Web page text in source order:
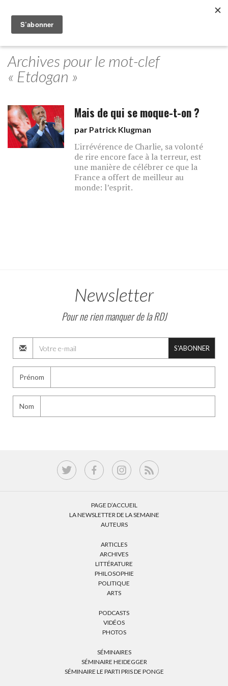
Archives pour le mot-clef
« Etdogan »
Mais de qui se moque-t-on ?
par Patrick Klugman
L'irrévérence de Charlie, sa volonté
de rire encore face à la terreur, est
une manière de célébrer ce que la
France a offert de meilleur au
monde: l’esprit.
Newsletter
Pour ne rien manquer de la RDJ
S'ABONNER
Prénom
Nom
PAGE D’ACCUEIL
LA NEWSLETTER DE LA SEMAINE
AUTEURS
ARTICLES
ARCHIVES
LITTÉRATURE
PHILOSOPHIE
POLITIQUE
ARTS
PODCASTS
VIDÉOS
PHOTOS
SÉMINAIRES
SÉMINAIRE HEIDEGGER
SÉMINAIRE LE PARTI PRIS DE PONGE